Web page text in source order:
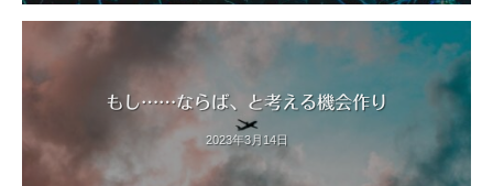
もし……ならば、と考える機会作り
2023年3月14日